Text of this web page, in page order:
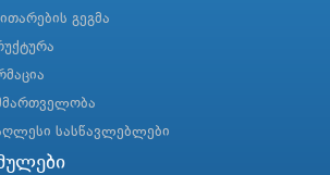
გეგმა
სასწავლებლები